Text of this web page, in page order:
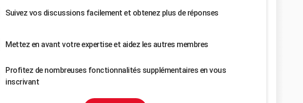
Suivez vos discussions facilement et obtenez plus de réponses
Mettez en avant votre expertise et aidez les autres membres
Profitez de nombreuses fonctionnalités supplémentaires en vous
inscrivant